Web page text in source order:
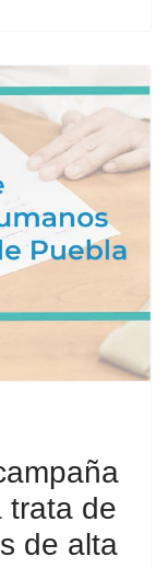
trata de
de alta